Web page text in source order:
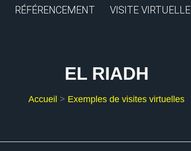
RÉFÉRENCEMENT VISITE VIRTUELLE
EL RIADH
Accueil > Exemples de visites virtuelles